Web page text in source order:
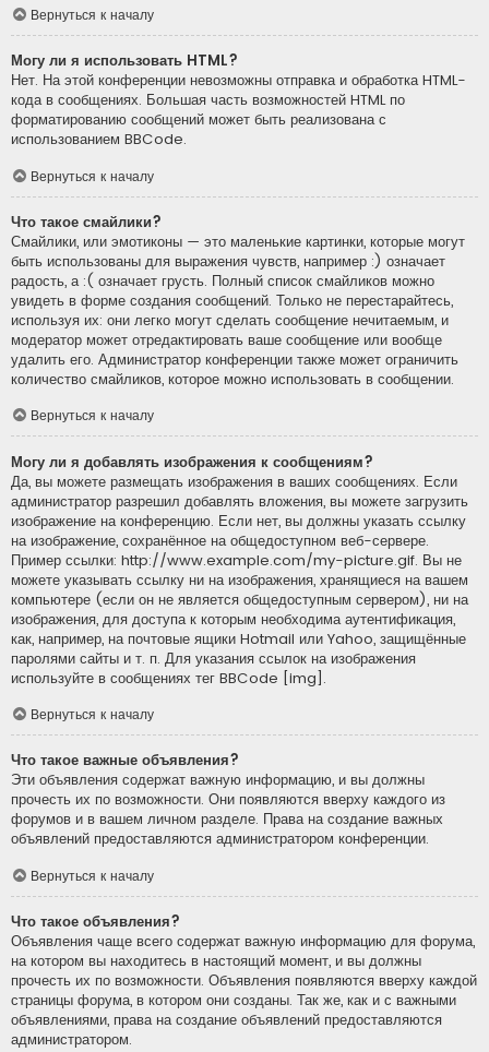
Вернуться к началу
Могу ли я использовать HTML?
Нет. На этой конференции невозможны отправка и обработка HTML-
кода в сообщениях. Большая часть возможностей HTML по
форматированию сообщений может быть реализована с
использованием BBCode.
Вернуться к началу
Что такое смайлики?
Смайлики, или эмотиконы — это маленькие картинки, которые могут
быть использованы для выражения чувств, например :) означает
радость, а :( означает грусть. Полный список смайликов можно
увидеть в форме создания сообщений. Только не перестарайтесь,
используя их: они легко могут сделать сообщение нечитаемым, и
модератор может отредактировать ваше сообщение или вообще
удалить его. Администратор конференции также может ограничить
количество смайликов, которое можно использовать в сообщении.
Вернуться к началу
Могу ли я добавлять изображения к сообщениям?
Да, вы можете размещать изображения в ваших сообщениях. Если
администратор разрешил добавлять вложения, вы можете загрузить
изображение на конференцию. Если нет, вы должны указать ссылку
на изображение, сохранённое на общедоступном веб-сервере.
Пример ссылки: http://www.example.com/my-picture.gif. Вы не
можете указывать ссылку ни на изображения, хранящиеся на вашем
компьютере (если он не является общедоступным сервером), ни на
изображения, для доступа к которым необходима аутентификация,
как, например, на почтовые ящики Hotmail или Yahoo, защищённые
паролями сайты и т. п. Для указания ссылок на изображения
используйте в сообщениях тег BBCode [img].
Вернуться к началу
Что такое важные объявления?
Эти объявления содержат важную информацию, и вы должны
прочесть их по возможности. Они появляются вверху каждого из
форумов и в вашем личном разделе. Права на создание важных
объявлений предоставляются администратором конференции.
Вернуться к началу
Что такое объявления?
Объявления чаще всего содержат важную информацию для форума,
на котором вы находитесь в настоящий момент, и вы должны
прочесть их по возможности. Объявления появляются вверху каждой
страницы форума, в котором они созданы. Так же, как и с важными
объявлениями, права на создание объявлений предоставляются
администратором.